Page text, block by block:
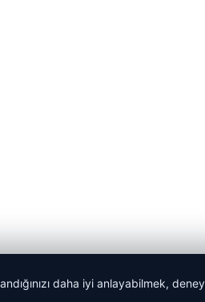
daha iyi anlayabilmek,